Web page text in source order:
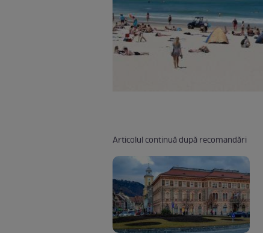
Articolul continuă după recomandări